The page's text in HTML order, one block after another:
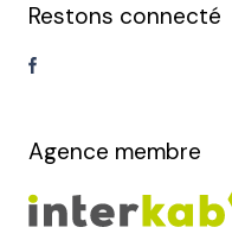
Restons connecté
Agence membre